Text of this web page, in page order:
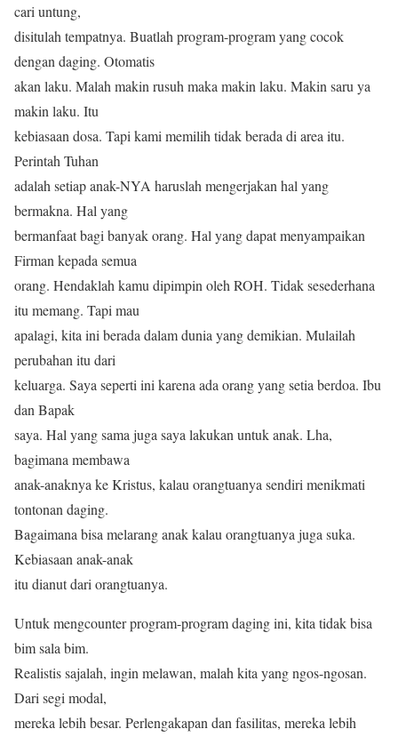
cari untung,
disitulah tempatnya. Buatlah program-program yang cocok
dengan daging. Otomatis
akan laku. Malah makin rusuh maka makin laku. Makin saru ya
makin laku. Itu
kebiasaan dosa. Tapi kami memilih tidak berada di area itu.
Perintah Tuhan
adalah setiap anak-NYA haruslah mengerjakan hal yang
bermakna. Hal yang
bermanfaat bagi banyak orang. Hal yang dapat menyampaikan
Firman kepada semua
orang. Hendaklah kamu dipimpin oleh ROH. Tidak sesederhana
itu memang. Tapi mau
apalagi, kita ini berada dalam dunia yang demikian. Mulailah
perubahan itu dari
keluarga. Saya seperti ini karena ada orang yang setia berdoa. Ibu
dan Bapak
saya. Hal yang sama juga saya lakukan untuk anak. Lha,
bagimana membawa
anak-anaknya ke Kristus, kalau orangtuanya sendiri menikmati
tontonan daging.
Bagaimana bisa melarang anak kalau orangtuanya juga suka.
Kebiasaan anak-anak
itu dianut dari orangtuanya.
Untuk mengcounter program-program daging ini, kita tidak bisa
bim sala bim.
Realistis sajalah, ingin melawan, malah kita yang ngos-ngosan.
Dari segi modal,
mereka lebih besar. Perlengakapan dan fasilitas, mereka lebih